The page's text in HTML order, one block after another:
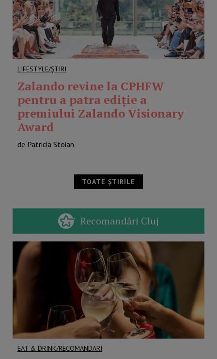
LIFESTYLE/ȘTIRI
Zalando revine la CPHFW
pentru a patra ediție a
premiului Zalando Visionary
Award
de Patricia Stoian
TOATE ȘTIRILE
Recomandări Cluj
EAT & DRINK/RECOMANDARI